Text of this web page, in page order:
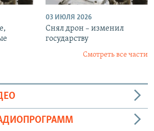
03 ИЮЛЯ 2026
Снял дрон – изменил
государству
Смотреть все части